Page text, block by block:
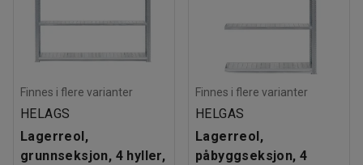
Finnes i flere varianter
HELAGS
Lagerreol,
grunnseksjon, 4 hyller,
Finnes i flere varianter
HELGAS
Lagerreol,
påbyggseksjon, 4